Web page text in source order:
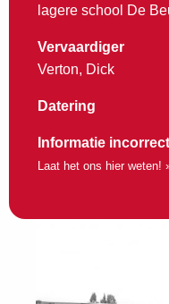
lagere school De
Vervaardiger
Verton, Dick
Datering
Informatie
Laat het ons hier weten!